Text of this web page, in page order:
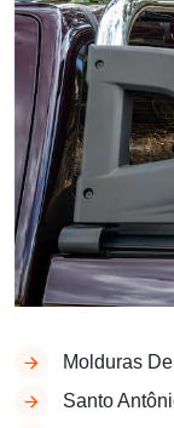
Molduras
Santo